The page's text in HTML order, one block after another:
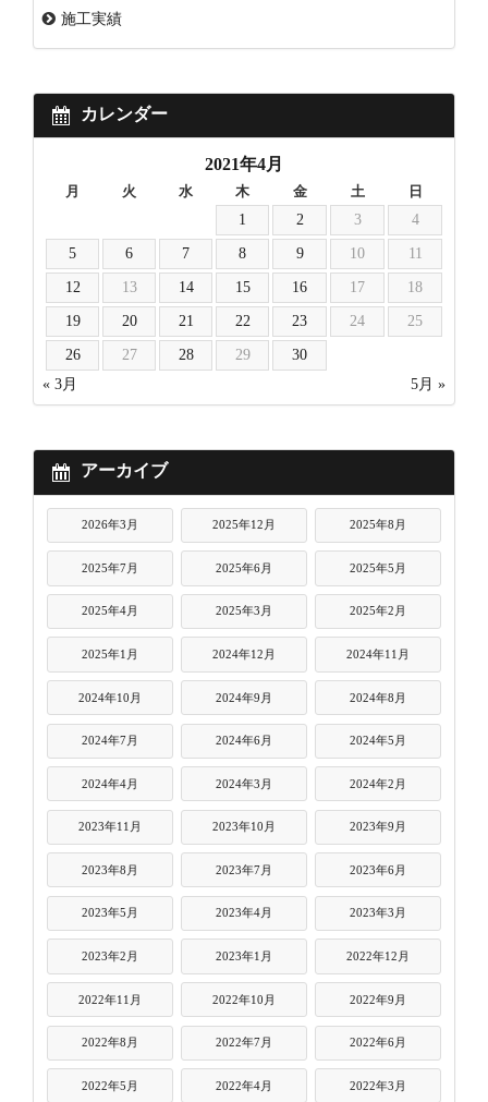
施工実績
カレンダー
2021年4月
月 火 水 木 金 土 日
1 2 3 4
5 6 7 8 9 10 11
12 13 14 15 16 17 18
19 20 21 22 23 24 25
26 27 28 29
30
« 3月
5月 »
アーカイブ
2026年3月 2025年12月 2025年8月
2025年7月 2025年6月 2025年5月
2025年4月 2025年3月 2025年2月
2025年1月 2024年12月 2024年11月
2024年10月 2024年9月 2024年8月
2024年7月 2024年6月 2024年5月
2024年4月 2024年3月 2024年2月
2023年11月 2023年10月 2023年9月
2023年8月 2023年7月 2023年6月
2023年5月 2023年4月 2023年3月
2023年2月 2023年1月 2022年12月
2022年11月 2022年10月 2022年9月
2022年8月 2022年7月 2022年6月
2022年5月 2022年4月 2022年3月